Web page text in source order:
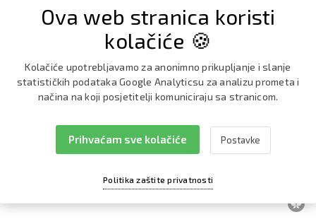
Instagram
Ova web stranica koristi
kolačiće 🍪
Kolačiće upotrebljavamo za anonimno prikupljanje i slanje
statističkih podataka Google Analyticsu za analizu prometa i
načina na koji posjetitelji komuniciraju sa stranicom.
Politika zaštite privatnosti
Prihvaćam sve kolačiće Postavke